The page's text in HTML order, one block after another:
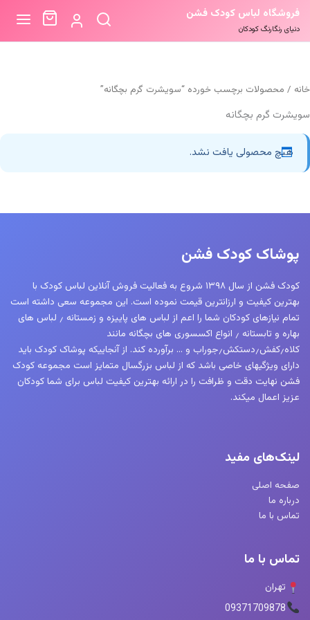
فروشگاه لباس کودک فشن
دنیای رنگارنگ کودکان
خانه / محصولات برچسب خورده “سویشرت گرم بچگانه”
سویشرت گرم بچگانه
هیچ محصولی یافت نشد.
پوشاک کودک فشن
کودک فشن از سال ۱۳۹۸ شروع به فعالیت فروش آنلاین لباس کودک با
بهترین کیفیت و ارزانترین قیمت نموده است. این مجموعه سعی داشته است
تمام نیازهای کودکان شما را اعم از لباس های پاییزه و زمستانه ٫ لباس های
بهاره و تابستانه ٫ انواع اکسسوری های بچگانه مانند
کلاه٫کفش٫دستکش٫جوراب و … برآورده کند. از آنجاییکه پوشاک کودک باید
دارای ویژگیهای خاصی باشد که از لباس بزرگسال متمایز است مجموعه کودک
فشن نهایت دقت و ظرافت را در ارائه بهترین کیفیت لباس برای شما کودکان
عزیز اعمال میکند.
لینک‌های مفید
صفحه اصلی
درباره ما
تماس با ما
تماس با ما
تهران
09371709878